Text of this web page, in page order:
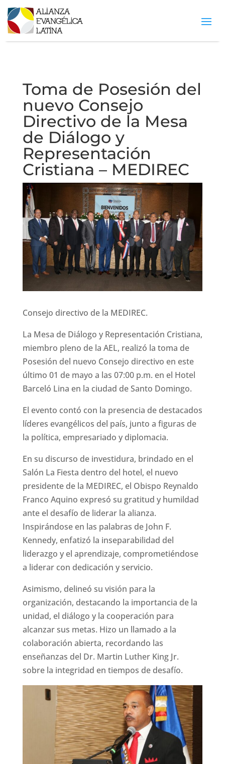
Toma de Posesión del
nuevo Consejo
Directivo de la Mesa
de Diálogo y
Representación
Cristiana – MEDIREC
Consejo directivo de la MEDIREC.
La Mesa de Diálogo y Representación Cristiana,
miembro pleno de la AEL, realizó la toma de
Posesión del nuevo Consejo directivo en este
último 01 de mayo a las 07:00 p.m. en el Hotel
Barceló Lina en la ciudad de Santo Domingo.
El evento contó con la presencia de destacados
líderes evangélicos del país, junto a figuras de
la política, empresariado y diplomacia.
En su discurso de investidura, brindado en el
Salón La Fiesta dentro del hotel, el nuevo
presidente de la MEDIREC, el Obispo Reynaldo
Franco Aquino expresó su gratitud y humildad
ante el desafío de liderar la alianza.
Inspirándose en las palabras de John F.
Kennedy, enfatizó la inseparabilidad del
liderazgo y el aprendizaje, comprometiéndose
a liderar con dedicación y servicio.
Asimismo, delineó su visión para la
organización, destacando la importancia de la
unidad, el diálogo y la cooperación para
alcanzar sus metas. Hizo un llamado a la
colaboración abierta, recordando las
enseñanzas del Dr. Martin Luther King Jr.
sobre la integridad en tiempos de desafío.